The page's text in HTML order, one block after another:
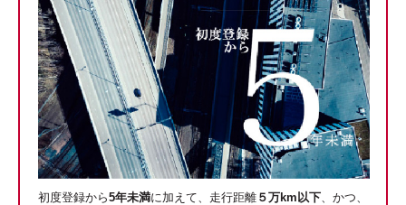
初度登録から5年未満に加えて、走行距離 ５万km以下 、かつ、